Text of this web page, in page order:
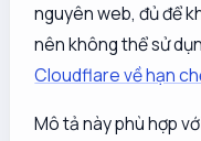
nguyên web, đủ để
nên không thể sử
Cloudflare về hạn
Mô tả này phù hợp